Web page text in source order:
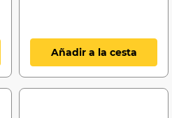
Añadir a la cesta